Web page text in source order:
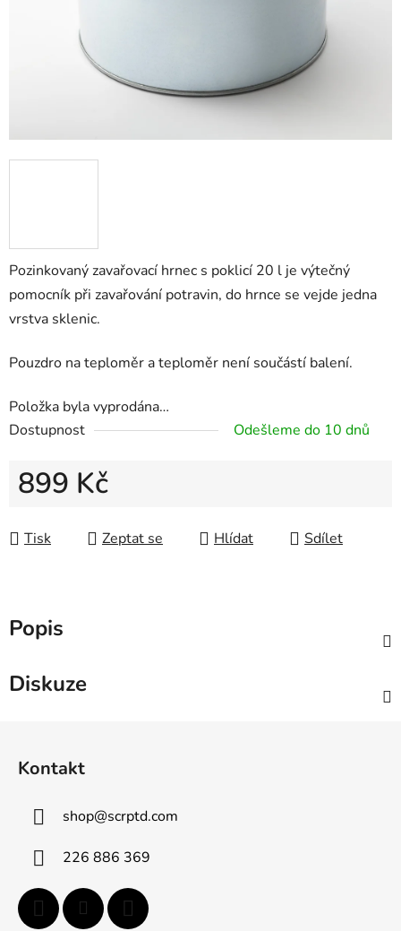
Pozinkovaný zavařovací hrnec s poklicí 20 l je výtečný
pomocník při zavařování potravin, do hrnce se vejde jedna
vrstva sklenic.
Pouzdro na teploměr a teploměr není součástí balení.
Položka byla vyprodána…
Dostupnost
Odešleme do 10 dnů
899 Kč
Tisk
Zeptat se Hlídat Sdílet
Popis
Diskuze
Kontakt
shop@scrptd.com
226 886 369